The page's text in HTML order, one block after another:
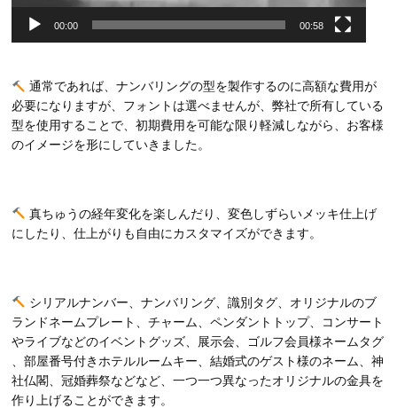
00:00 00:58
通常であれば、ナンバリングの型を製作するのに高額な費用が
必要になりますが、フォントは選べませんが、弊社で所有している
型を使用することで、初期費用を可能な限り軽減しながら、お客様
のイメージを形にしていきました。
真ちゅうの経年変化を楽しんだり、変色しずらいメッキ仕上げ
にしたり、仕上がりも自由にカスタマイズができます。
シリアルナンバー、ナンバリング、識別タグ、オリジナルのブ
ランドネームプレート、チャーム、ペンダントトップ、コンサート
やライブなどのイベントグッズ、展示会、ゴルフ会員様ネームタグ
、部屋番号付きホテルルームキー、結婚式のゲスト様のネーム、神
社仏閣、冠婚葬祭などなど、一つ一つ異なったオリジナルの金具を
作り上げることができます。